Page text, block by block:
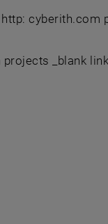
cyberith.com
_blank